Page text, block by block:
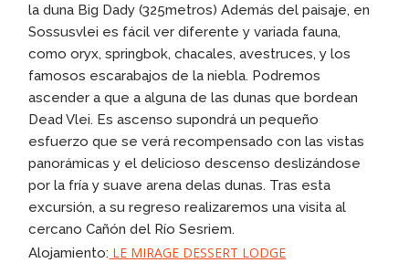
la duna Big Dady (325metros) Además del paisaje, en
Sossusvlei es fácil ver diferente y variada fauna,
como oryx, springbok, chacales, avestruces, y los
famosos escarabajos de la niebla. Podremos
ascender a que a alguna de las dunas que bordean
Dead Vlei. Es ascenso supondrá un pequeño
esfuerzo que se verá recompensado con las vistas
panorámicas y el delicioso descenso deslizándose
por la fría y suave arena delas dunas. Tras esta
excursión, a su regreso realizaremos una visita al
cercano Cañón del Río Sesriem.
Alojamiento: LE MIRAGE DESSERT LODGE